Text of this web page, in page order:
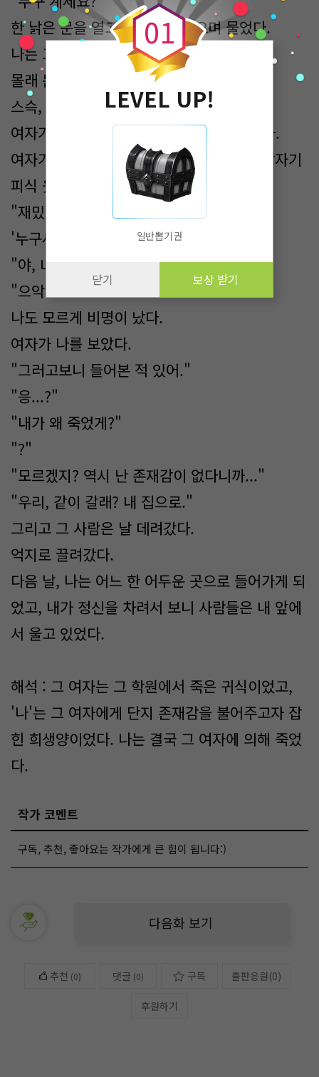
한 낡은 문을 열고 여자가 들어오며 물었다.
나는 그대로 얼음이 되었다.
몰래 문 뒤에 숨었다.
스슥, 스스스슥
여자가 움직일 때마다 음산한 기분이 들었다.
여자가 내가 있는 반 안으로 들어왔을 때, 갑자기
피식 웃으며 말했다.
"재밌다. 이렇게 숨바꼭질 하는거."
'누구세요....'
"야, 너도 나 무시해?"
"으악!"
나도 모르게 비명이 났다.
여자가 나를 보았다.
"그러고보니 들어본 적 있어."
"응...?"
"내가 왜 죽었게?"
"?"
"모르겠지? 역시 난 존재감이 없다니까..."
"우리, 같이 갈래? 내 집으로."
그리고 그 사람은 날 데려갔다.
억지로 끌려갔다.
다음 날, 나는 어느 한 어두운 곳으로 들어가게 되
었고, 내가 정신을 차려서 보니 사람들은 내 앞에
서 울고 있었다.
해석 : 그 여자는 그 학원에서 죽은 귀식이었고,
'나'는 그 여자에게 단지 존재감을 불어주고자 잡
힌 희생양이었다. 나는 결국 그 여자에 의해 죽었
다.
작가 코멘트
구독, 추천, 좋아요는 작가에게 큰 힘이 됩니다:)
다음화 보기
추천 (0) 댓글 (0) 구독 출판응원(0)
후원하기
01
LEVEL UP!
일반뽑기권
닫기 보상 받기